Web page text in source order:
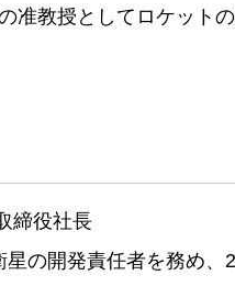
准教授としてロケット
締役社長
の開発責任者を務め、